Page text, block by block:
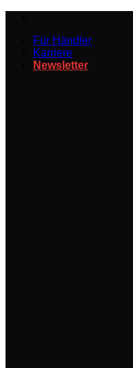
springenFür Händler
Karriere
Newsletter